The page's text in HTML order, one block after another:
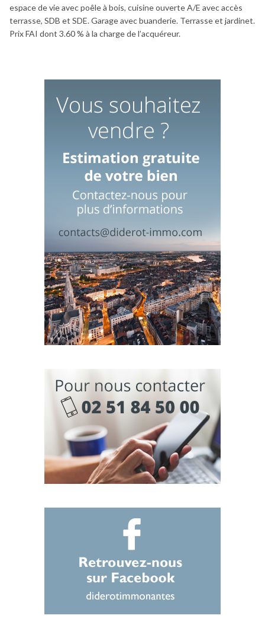
espace de vie avec poêle à bois, cuisine ouverte A/E avec accès
terrasse, SDB et SDE. Garage avec buanderie. Terrasse et jardinet.
Prix FAI dont 3.60 % à la charge de l’acquéreur.